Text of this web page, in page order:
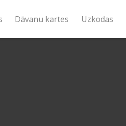
Dāvanu kartes Uzkodas